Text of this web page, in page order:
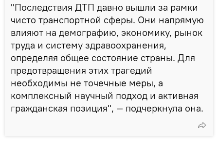
"Последствия ДТП давно вышли за рамки
чисто транспортной сферы. Они напрямую
влияют на демографию, экономику, рынок
труда и систему здравоохранения,
определяя общее состояние страны. Для
предотвращения этих трагедий
необходимы не точечные меры, а
комплексный научный подход и активная
гражданская позиция", — подчеркнула она.